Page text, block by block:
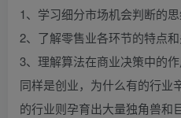
1、学习细分市场机会判断的思
2、了解零售业各环节的特点和
3、理解算法在商业决策中的作
同样是创业，为什么有的行业
的行业则孕育出大量独角兽和